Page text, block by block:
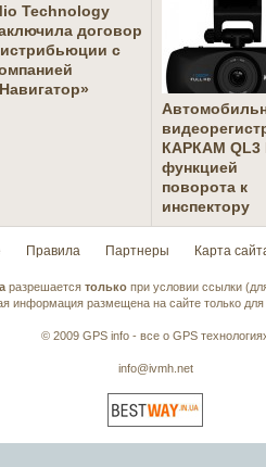
Technology
договор
с
КАРКАМ QL3
функцией
поворота к
инспектору
Правила Партнеры Карта
разрешается толькопри условии ссылки
информация размещена на сайте только
© 2009 GPS info - все о GPS
info@ivmh.net